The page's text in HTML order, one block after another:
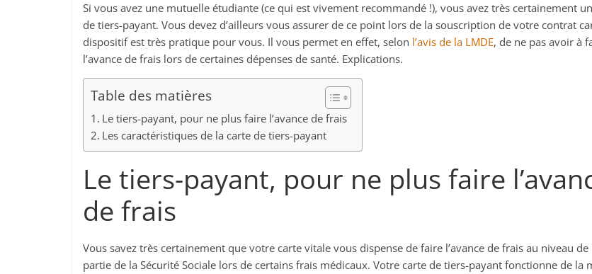
Si vous avez une mutuelle étudiante (ce qui est vivement recommandé !), vous avez très certainement
de tiers-payant. Vous devez d’ailleurs vous assurer de ce point lors de la souscription de votre contrat
dispositif est très pratique pour vous. Il vous permet en effet, selon l’avis de la LMDE, de ne pas avoir à
l’avance de frais lors de certaines dépenses de santé. Explications.
Table des matières
Le tiers-payant, pour ne plus faire l’avance de frais
Les caractéristiques de la carte de tiers-payant
Le tiers-payant, pour ne plus faire
de frais
Vous savez très certainement que votre carte vitale vous dispense de faire l’avance de frais au niveau de
partie de la Sécurité Sociale lors de certains frais médicaux. Votre carte de tiers-payant fonctionne de la